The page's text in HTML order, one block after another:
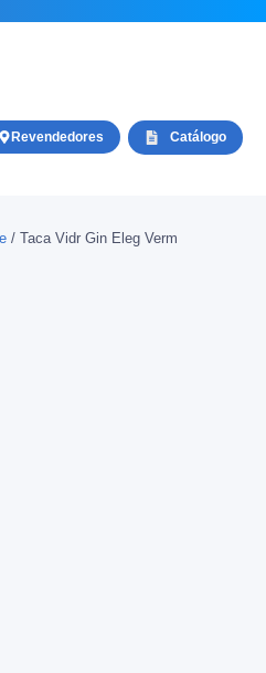
Catálogo
Revendedores
/ Taca Vidr Gin Eleg Verm